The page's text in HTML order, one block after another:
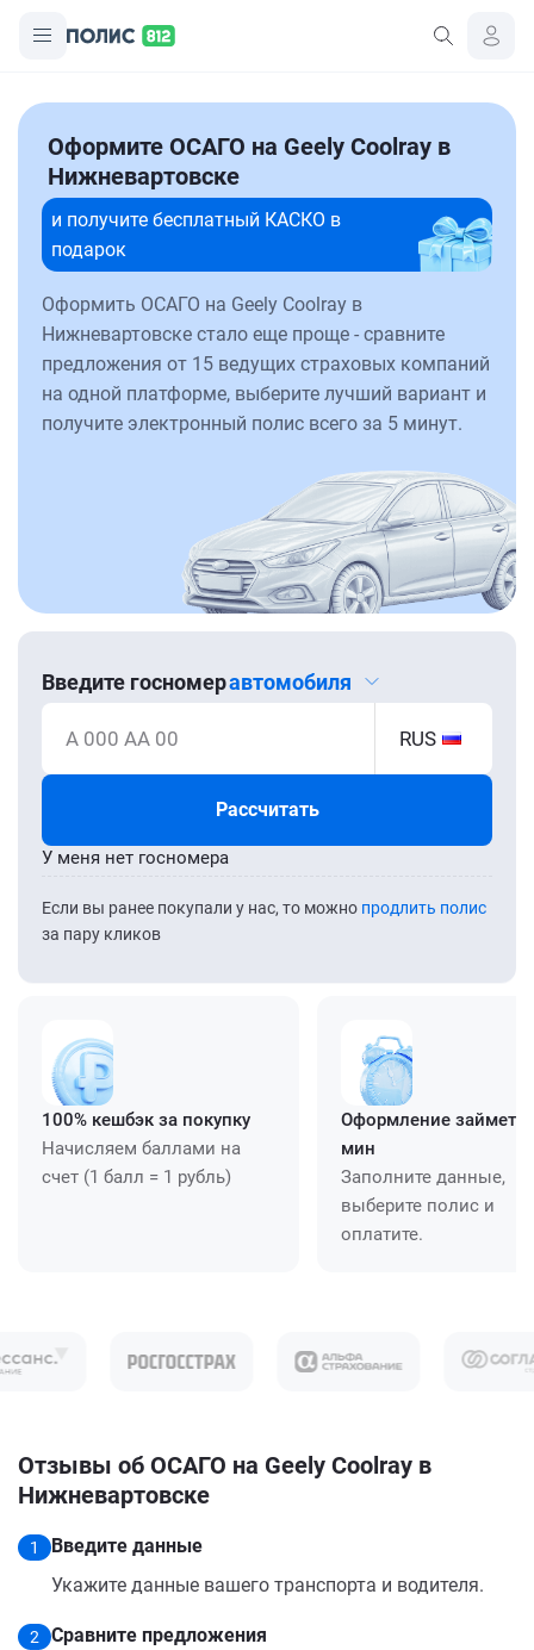
Оформите ОСАГО на Geely Coolray в
Нижневартовске
и получите бесплатный КАСКО в
подарок
Оформить ОСАГО на Geely Coolray в
Нижневартовске стало еще проще - сравните
предложения от 15 ведущих страховых компаний
на одной платформе, выберите лучший вариант и
получите электронный полис всего за 5 минут.
Введите госномеравтомобиля
А 000 АА 00 RUS
Рассчитать
Если вы ранее покупали у нас, то можно продлить полис
за пару кликов
У меня нет госномера
100% кешбэк за покупку
Начисляем баллами на
счет (1 балл = 1 рубль)
Оформление займет
мин
Заполните данные,
выберите полис и
оплатите.
Отзывы об ОСАГО на Geely Coolray в
Нижневартовске
1
Введите данные
Укажите данные вашего транспорта и водителя.
2
Сравните предложения